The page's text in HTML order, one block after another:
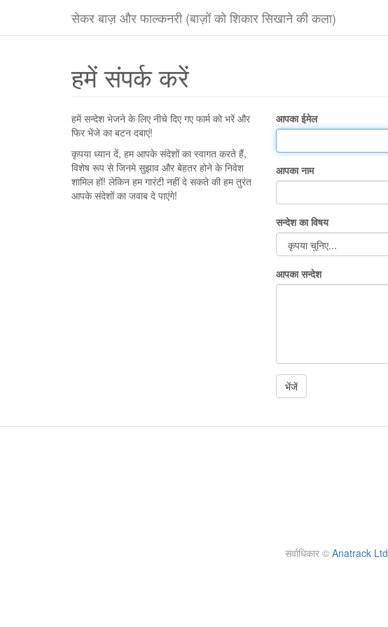
सेकर बाज़ और फाल्कनरी (बाज़ों को शिकार सिखाने की कला)
हमें संपर्क करें
हमें सन्देश भेजने के लिए नीचे दिए गए फार्म को भरें और
फिर भेंजे का बटन दबाएं!
कृपया ध्यान दें, हम आपके संदेशों का स्वागत करते हैं,
विशेष रूप से जिनमे सुझाव और बेहतर होने के निवेश
शामिल हों! लेकिन हम गारंटी नहीं दे सकते की हम तुरंत
आपके संदेशों का जवाब दे पाएंगे!
आपका ईमेल
आपका नाम
सन्देश का विषय
आपका सन्देश
सर्वाधिकार© Anatrack Ltd